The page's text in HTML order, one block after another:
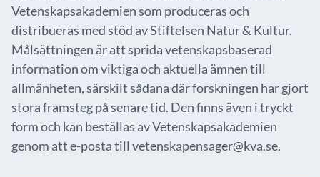
Vetenskapsakademien som produceras och
distribueras med stöd av Stiftelsen Natur & Kultur.
Målsättningen är att sprida vetenskapsbaserad
information om viktiga och aktuella ämnen till
allmänheten, särskilt sådana där forskningen har gjort
stora framsteg på senare tid. Den finns även i tryckt
form och kan beställas av Vetenskapsakademien
genom att e-posta till vetenskapensager@kva.se.